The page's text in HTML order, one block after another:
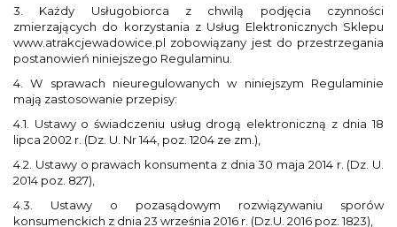
3. Każdy Usługobiorca z chwilą podjęcia czynności
zmierzających do korzystania z Usług Elektronicznych Sklepu
www.atrakcjewadowice.pl zobowiązany jest do przestrzegania
postanowień niniejszego Regulaminu.
4. W sprawach nieuregulowanych w niniejszym Regulaminie
mają zastosowanie przepisy:
4.1. Ustawy o świadczeniu usług drogą elektroniczną z dnia 18
lipca 2002 r. (Dz. U. Nr 144, poz. 1204 ze zm.),
4.2. Ustawy o prawach konsumenta z dnia 30 maja 2014 r. (Dz. U.
2014 poz. 827),
4.3. Ustawy o pozasądowym rozwiązywaniu sporów
konsumenckich z dnia 23 września 2016 r. (Dz.U. 2016 poz. 1823),